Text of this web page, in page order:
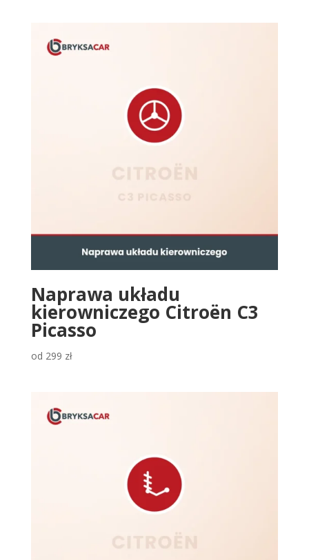
Naprawa układu
kierowniczego Citroën C3
Picasso
od 299 zł